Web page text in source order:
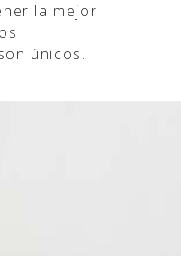
la mejor
únicos.